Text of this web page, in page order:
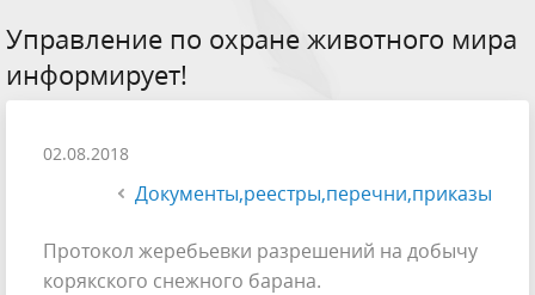
Управление по охране животного мира
информирует!
02.08.2018
Документы,реестры,перечни,приказы
Протокол жеребьевки разрешений на добычу
корякского снежного барана.